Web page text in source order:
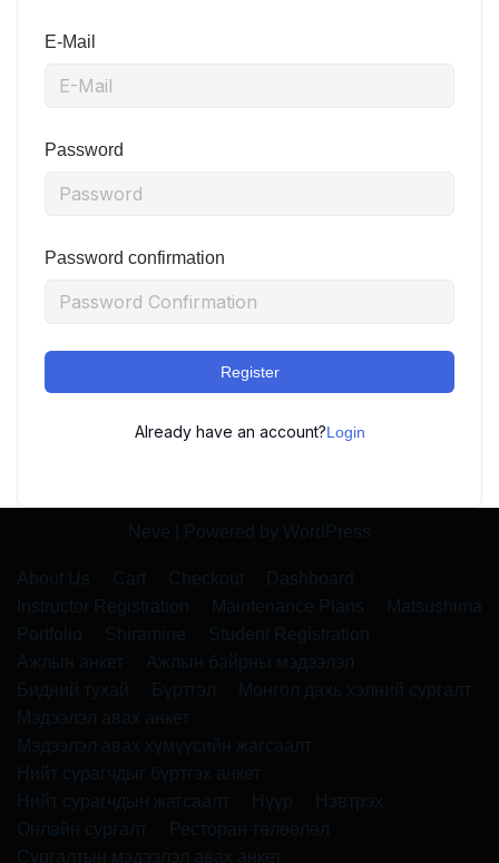
E-Mail
Password
Password confirmation
Register
Already have an account?Login
Neve | Powered by WordPress
About Us Cart Checkout
Dashboard
Instructor Registration
Maintenance Plans
Matsushima
Portfolio
Shiramine
Student Registration
Ажлын анкет
Ажлын байрны мэдээлэл
Бидний тухай
Бүртгэл
Монгол дахь хэлний сургалт
Мэдээлэл авах анкет
Мэдээлэл авах хүмүүсийн жагсаалт
Нийт сурагчдыг бүртгэх анкет
Нийт сурагчдын жагсаалт
Нүүр
Нэвтрэх
Онлайн сургалт
Ресторан төлөөлөл
Сургалтын мэдээлэл авах анкет